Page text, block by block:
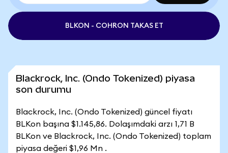
BLKON - COHRON TAKAS ET
Blackrock, Inc. (Ondo Tokenized) piyasa
son durumu
Blackrock, Inc. (Ondo Tokenized) güncel fiyatı
BLKon başına $1.145,86. Dolaşımdaki arzı 1,71 B
BLKon ve Blackrock, Inc. (Ondo Tokenized) toplam
piyasa değeri $1,96 Mn .